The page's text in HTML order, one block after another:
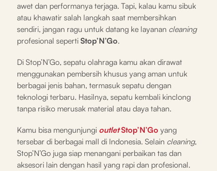
awet dan performanya terjaga. Tapi, kalau kamu sibuk
atau khawatir salah langkah saat membersihkan
sendiri, jangan ragu untuk datang ke layanan cleaning
profesional seperti Stop’N’Go.
Di Stop’N’Go, sepatu olahraga kamu akan dirawat
menggunakan pembersih khusus yang aman untuk
berbagai jenis bahan, termasuk sepatu dengan
teknologi terbaru. Hasilnya, sepatu kembali kinclong
tanpa risiko merusak material atau daya tahan.
Kamu bisa mengunjungi outletStop’N’Go yang
tersebar di berbagai mall di Indonesia. Selain cleaning,
Stop’N’Go juga siap menangani perbaikan tas dan
aksesori lain dengan hasil yang rapi dan profesional.